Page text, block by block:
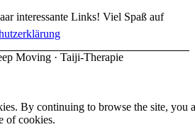
interessante Links! Viel Spaß auf
Moving · Taiji-Therapie
By continuing to browse the site, you
of cookies.